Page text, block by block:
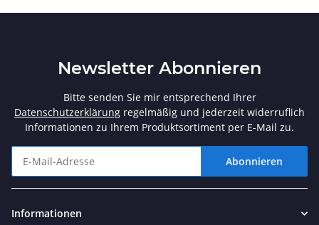
Newsletter Abonnieren
Bitte senden Sie mir entsprechend Ihrer
Datenschutzerklärung regelmäßig und jederzeit widerruflich
Informationen zu Ihrem Produktsortiment per E-Mail zu.
Abonnieren
Informationen